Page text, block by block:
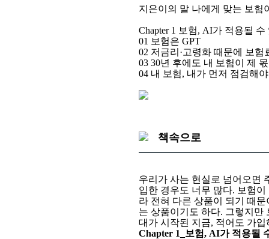
지은이의 말 나에게 맞는 보험
Chapter 1 보험, AI가 적용될 수
01 보험은 GPT
02 저금리·고령화 때문에 보
03 30년 후에도 내 보험이 제
04 내 보험, 내가 먼저 점검해
책속으로
우리가 사는 현실로 넘어오면
입한 경우도 너무 많다. 보험
라 전혀 다른 상품이 되기 때
는 상품이기도 하다. 그렇지만
대가 시작된 지금, 적어도 가
Chapter 1_보험, AI가 적용될